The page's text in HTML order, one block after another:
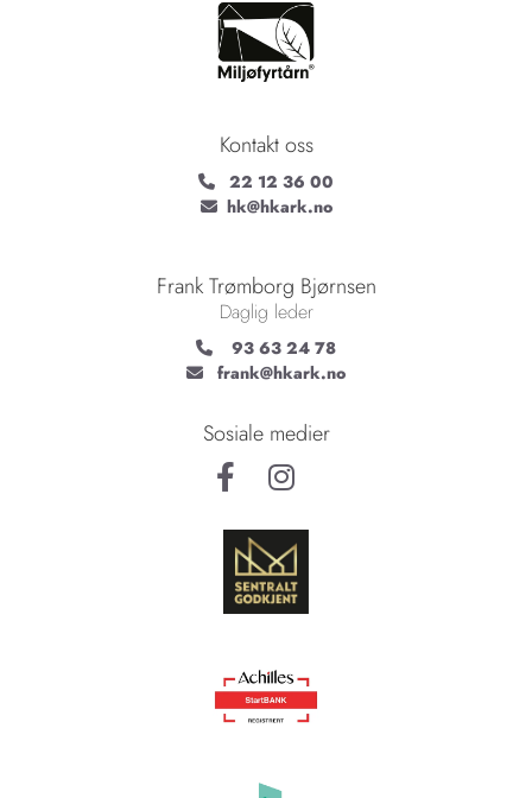
Kontakt oss
 22 12 36 00
 hk@hkark.no
Frank Trømborg Bjørnsen
Daglig leder
 93 63 24 78
 frank@hkark.no
Sosiale medier